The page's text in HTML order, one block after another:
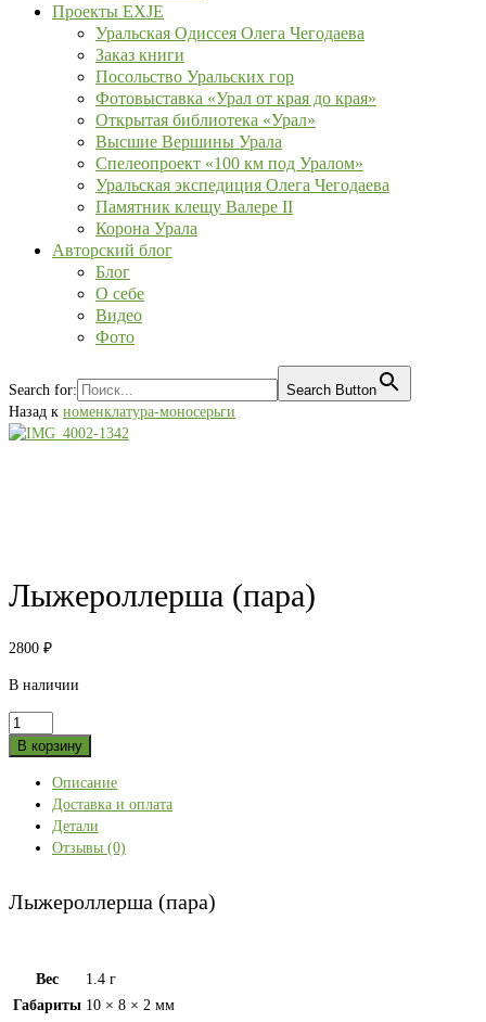
Проекты EXJE
Уральская Одиссея Олега Чегодаева
Заказ книги
Посольство Уральских гор
Фотовыставка «Урал от края до края»
Открытая библиотека «Урал»
Высшие Вершины Урала
Спелеопроект «100 км под Уралом»
Уральская экспедиция Олега Чегодаева
Памятник клещу Валере II
Корона Урала
Авторский блог
Блог
О себе
Видео
Фото
Search for:
Search Button
Назад к номенклатура-моносерьги
Лыжероллерша (пара)
2800 ₽
В наличии
Количество
товара
(пара)
В корзину
Описание
Доставка и оплата
Детали
Отзывы (0)
Лыжероллерша (пара)
Вес
1.4 г
Габариты 10 × 8 × 2 мм